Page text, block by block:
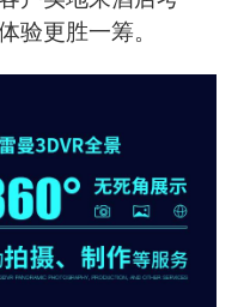
验更胜一筹。